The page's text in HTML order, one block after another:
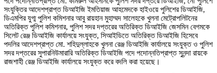
সংযুক্তির আদেশপ্রাপ্ত ডিআইজি ইমতিয়াজ আহমেদকে হাইওয়ে পুলিশের ডিআইজি,
ডিএমপির যুগ্ম পুলিশ কমিশনার আবু রায়হান মুহাম্মদ সালেহকে খুলনা মেট্রোপলিটনের
অতিরিক্ত পুলিশ কমিশনার, পুলিশ সদর দপ্তরের অতিরিক্ত ডিআইজি জেসমিন বেগমকে
সিলেট রেঞ্জ ডিআইজি কার্যালয়ে সংযুক্ত, সিআইডিতে অতিরিক্ত ডিআইজি হিসেবে
পদলির আদেশপ্রাপ্ত মো. শহিদুল্লাহকে খুলনা রেঞ্জ ডিআইজি কার্যালয়ে সংযুক্ত ও পুলিশ
সদর দপ্তরের সুপারনিউমারারি অতিরিক্ত ডিআইজি পদে পদোন্নতিপ্রাপ্ত সুনন্দা রায়কে
রাজশাহী রেঞ্জ ডিআইজি কার্যালয়ে সংযুক্ত করে বদলি করা হয়েছে।